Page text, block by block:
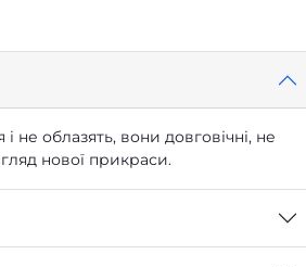
не облазять, вони довговічні, не
нової прикраси.